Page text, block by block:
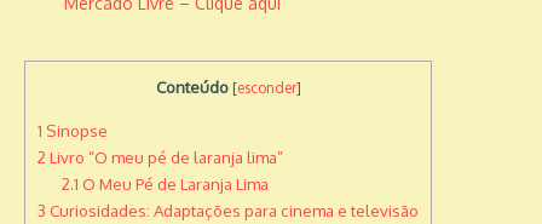
Conteúdo [esconder]
1 Sinopse
2 Livro “O meu pé de laranja lima”
2.1 O Meu Pé de Laranja Lima
3 Curiosidades: Adaptações para cinema e televisão